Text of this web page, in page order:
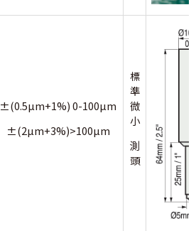
±(0.5µm+1%) 0-100µm
±(2µm+3%)>100µm
標
準
微
小
測
頭